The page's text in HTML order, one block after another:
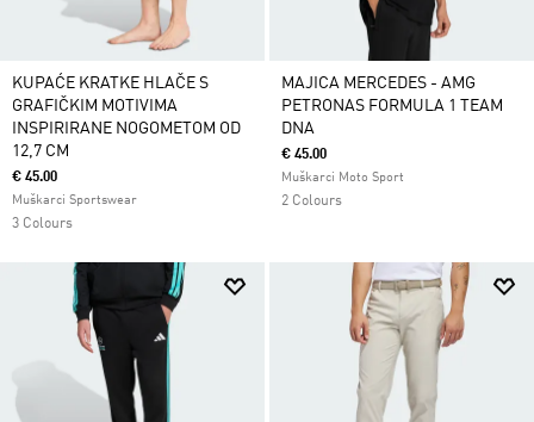
KUPAĆE KRATKE HLAČE S
GRAFIČKIM MOTIVIMA
INSPIRIRANE NOGOMETOM OD
12,7 CM
€ 45.00
Muškarci Sportswear
3 Colours
MAJICA MERCEDES - AMG
PETRONAS FORMULA 1 TEAM
DNA
€ 45.00
Muškarci Moto Sport
2 Colours